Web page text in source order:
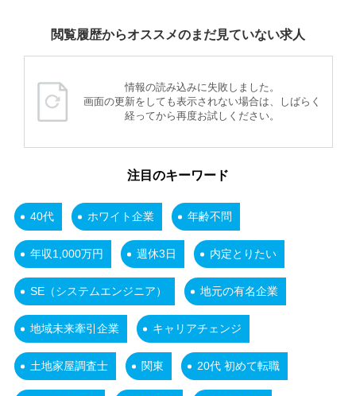
閲覧履歴からオススメのまだ見ていない求人
情報の読み込みに失敗しました。
画面の更新をしても表示されない場合は、しばらく
経ってから再度お試しください。
注目のキーワード
40代 ホワイト企業 年齢不問
年収1,000万円 週休3日 内定とりたい
SE（システムエンジニア） 地元の有名企業
地域未来牽引企業 キャリアチェンジ
土地家屋調査士 関東 20代 初めて転職